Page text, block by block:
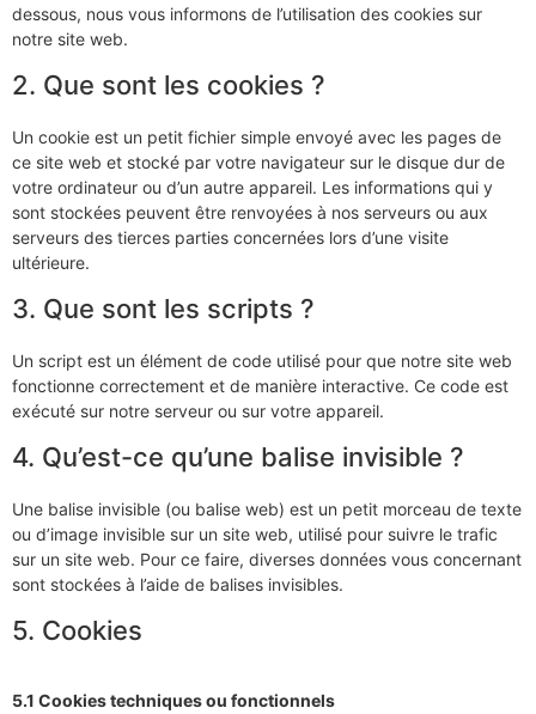
dessous, nous vous informons de l’utilisation des cookies sur
notre site web.
2. Que sont les cookies ?
Un cookie est un petit fichier simple envoyé avec les pages de
ce site web et stocké par votre navigateur sur le disque dur de
votre ordinateur ou d’un autre appareil. Les informations qui y
sont stockées peuvent être renvoyées à nos serveurs ou aux
serveurs des tierces parties concernées lors d’une visite
ultérieure.
3. Que sont les scripts ?
Un script est un élément de code utilisé pour que notre site web
fonctionne correctement et de manière interactive. Ce code est
exécuté sur notre serveur ou sur votre appareil.
4. Qu’est-ce qu’une balise invisible ?
Une balise invisible (ou balise web) est un petit morceau de texte
ou d’image invisible sur un site web, utilisé pour suivre le trafic
sur un site web. Pour ce faire, diverses données vous concernant
sont stockées à l’aide de balises invisibles.
5. Cookies
5.1 Cookies techniques ou fonctionnels